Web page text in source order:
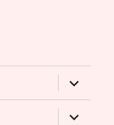
ouvrir
le
sous-
menu
ouvrir